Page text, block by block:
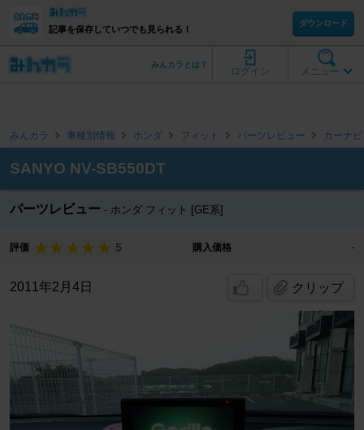
記事を保存していつでも見られる！
ダウンロード
メニュー
ログイン
みんカラとは？
みんカラ 車種別情報 ホンダ フィット パーツレビュー カーナビ
SANYO NV-SB550DT
パーツレビュー ホンダ フィット [GE系]
評価 5 購入価格 -
2011年2月4日 クリップ